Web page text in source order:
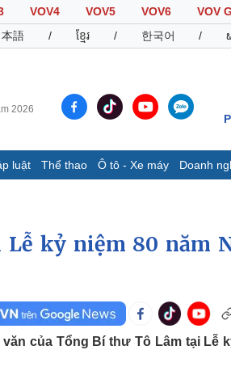
VOV4 VOV5 VOV6
VOV
本語 / ខ្មែរ / 한국어 /
2026
luật Thể thao Ô tô - Xe máy Doanh
Ảnh
E-Magazine
Ô tô - Xe máy
kỷ niệm 80 năm
của Tổng Bí thư Tô Lâm tại Lễ